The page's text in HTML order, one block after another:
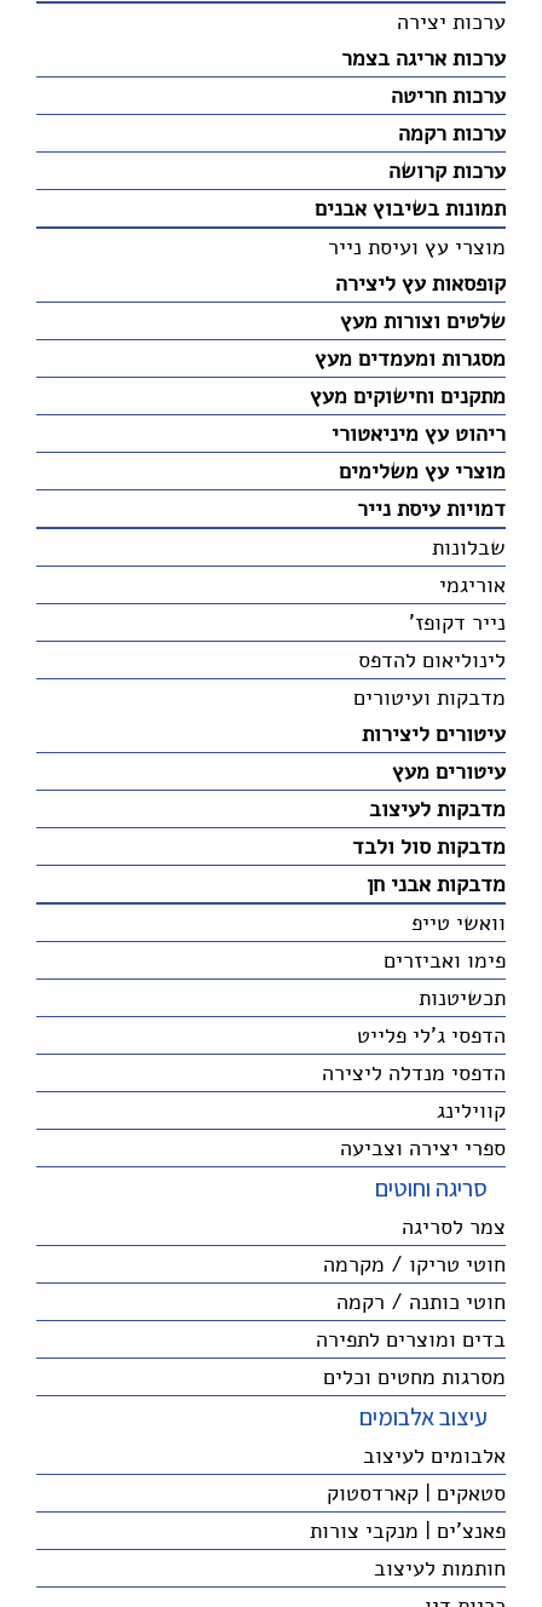
ערכות יצירה
ערכות אריגה בצמר
ערכות חריטה
ערכות רקמה
ערכות קרושה
תמונות בשיבוץ אבנים
מוצרי עץ ועיסת נייר
קופסאות עץ ליצירה
שלטים וצורות מעץ
מסגרות ומעמדים מעץ
מתקנים וחישוקים מעץ
ריהוט עץ מיניאטורי
מוצרי עץ משלימים
דמויות עיסת נייר
שבלונות
אוריגמי
נייר דקופז'
לינוליאום להדפס
מדבקות ועיטורים
עיטורים ליצירות
עיטורים מעץ
מדבקות לעיצוב
מדבקות סול ולבד
מדבקות אבני חן
וואשי טייפ
פימו ואביזרים
תכשיטנות
הדפסי ג'לי פלייט
הדפסי מנדלה ליצירה
קווילינג
ספרי יצירה וצביעה
סריגה וחוטים
צמר לסריגה
חוטי טריקו / מקרמה
חוטי כותנה / רקמה
בדים ומוצרים לתפירה
מסרגות מחטים וכלים
עיצוב אלבומים
אלבומים לעיצוב
סטאקים | קארדסטוק
פאנצ'ים | מנקבי צורות
חותמות לעיצוב